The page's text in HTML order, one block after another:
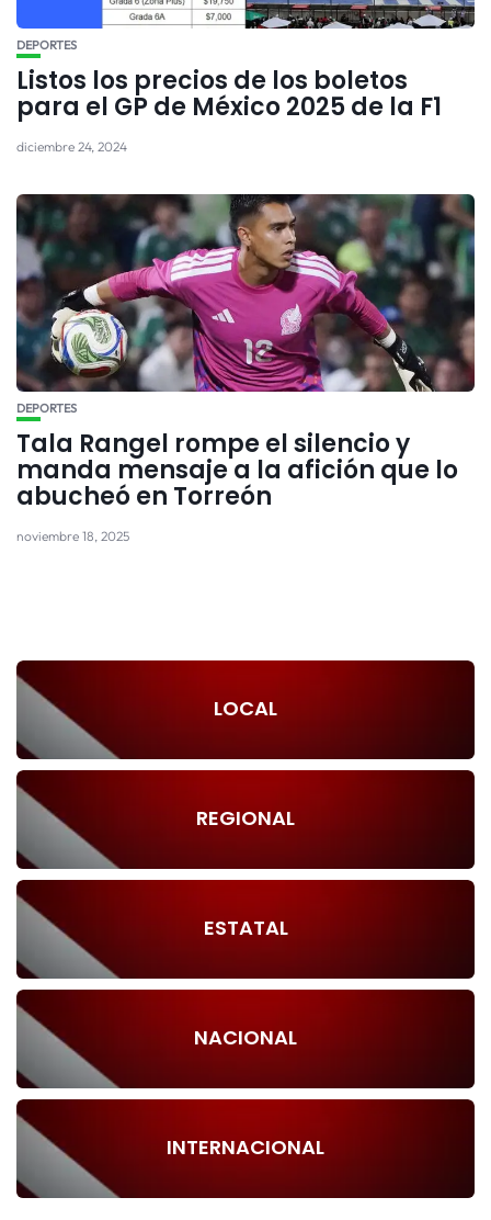
DEPORTES
Listos los precios de los boletos
para el GP de México 2025 de la F1
diciembre 24, 2024
DEPORTES
Tala Rangel rompe el silencio y
manda mensaje a la afición que lo
abucheó en Torreón
noviembre 18, 2025
LOCAL
REGIONAL
ESTATAL
NACIONAL
INTERNACIONAL